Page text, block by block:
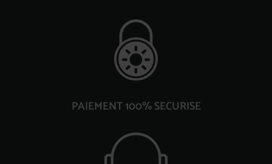
PAIEMENT 100% SECURISE